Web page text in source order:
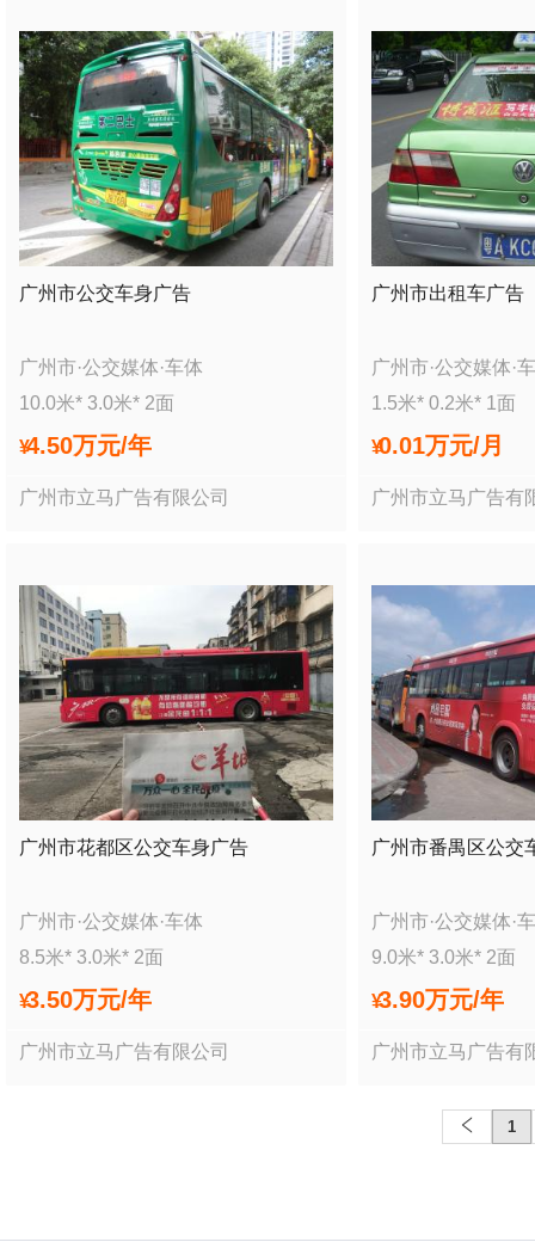
广州市公交车身广告
广州市·公交媒体·车体
10.0米* 3.0米* 2面
¥4.50万元/年
广州市立马广告有限公司
广州市出租车广告
广州市·公交媒体·
1.5米* 0.2米* 1 面
¥0.01万元/月
广州市立马广告有
广州市花都区公交车身广告
广州市·公交媒体·车体
8.5米* 3.0米* 2面
¥3.50万元/年
广州市立马广告有限公司
广州市番禺区公交
广州市·公交媒体·
9.0米* 3.0米* 2面
¥3.90万元/年
广州市立马广告有
1